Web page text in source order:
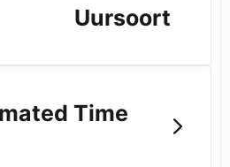
Uursoort
Time